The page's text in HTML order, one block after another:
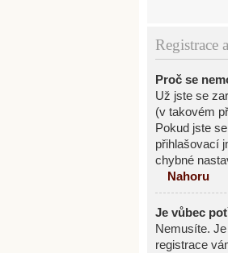
Registrace
Proč se
Už jste se
(v takovém
Pokud jste
přihlašovací
chybné
Nahoru
Je vůbec
Nemusíte.
registrace